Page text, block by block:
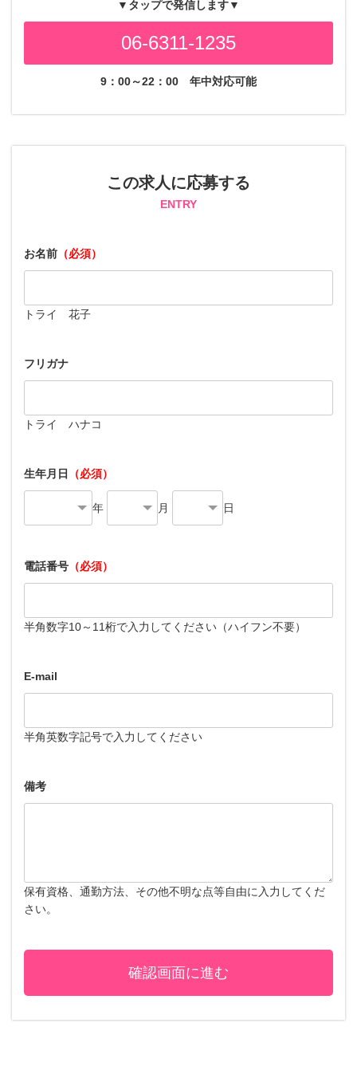
▼タップで発信します▼
06-6311-1235
9：00～22：00 年中対応可能
この求人に応募する
ENTRY
お名前 （必須）
トライ 花子
フリガナ
トライ ハナコ
生年月日 （必須）
年 月 日
電話番号 （必須）
半角数字10～11桁で入力してください（ハイフン不要）
E-mail
半角英数字記号で入力してください
備考
保有資格、通勤方法、その他不明な点等自由に入力してくだ
さい。